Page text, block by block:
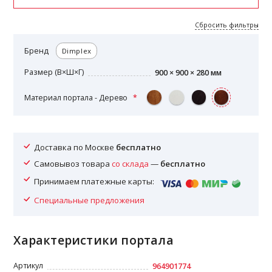
Бренд Dimplex
Размер (В×Ш×Г) 900 × 900 × 280 мм
Материал портала - Дерево
Сбросить фильтры
Доставка по Москве бесплатно
Самовывоз товарасо склада — бесплатно
Принимаем платежные карты:
Специальные предложения
Характеристики портала
Артикул
964901774